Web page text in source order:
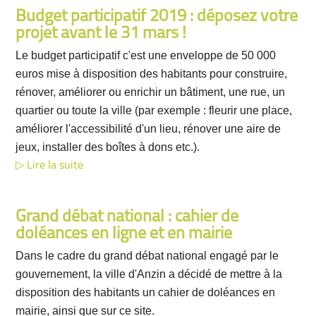
Budget participatif 2019 : déposez votre
projet avant le 31 mars !
Le budget participatif c'est une enveloppe de 50 000
euros mise à disposition des habitants pour construire,
rénover, améliorer ou enrichir un bâtiment, une rue, un
quartier ou toute la ville (par exemple : fleurir une place,
améliorer l'accessibilité d'un lieu, rénover une aire de
jeux, installer des boîtes à dons etc.).
Lire la suite
Grand débat national : cahier de
doléances en ligne et en mairie
Dans le cadre du grand débat national engagé par le
gouvernement, la ville d'Anzin a décidé de mettre à la
disposition des habitants un cahier de doléances en
mairie, ainsi que sur ce site.